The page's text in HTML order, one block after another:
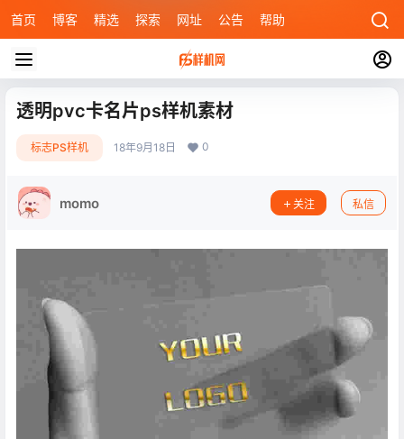
首页 博客 精选 探索 网址 公告 帮助
透明pvc卡名片ps样机素材
标志PS样机 18年9月18日 0
momo 关注 私信